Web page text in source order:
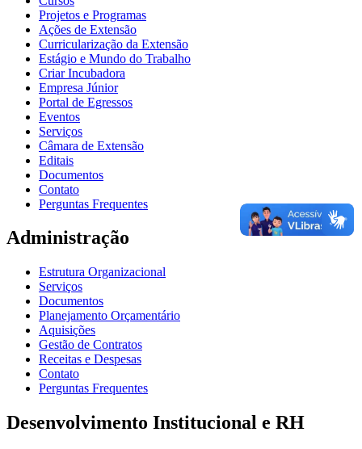
Projetos e Programas
Ações de Extensão
Curricularização da Extensão
Estágio e Mundo do Trabalho
Criar Incubadora
Empresa Júnior
Portal de Egressos
Eventos
Serviços
Câmara de Extensão
Editais
Documentos
Contato
Perguntas Frequentes
Administração
Estrutura Organizacional
Serviços
Documentos
Planejamento Orçamentário
Aquisições
Gestão de Contratos
Receitas e Despesas
Contato
Perguntas Frequentes
Desenvolvimento Institucional e RH